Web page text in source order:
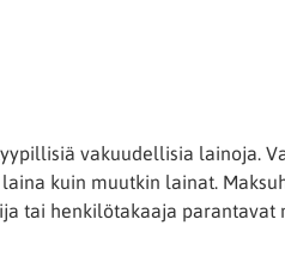
vakuudellisia lainoja.
kuin muutkin lainat.
tai henkilötakaaja